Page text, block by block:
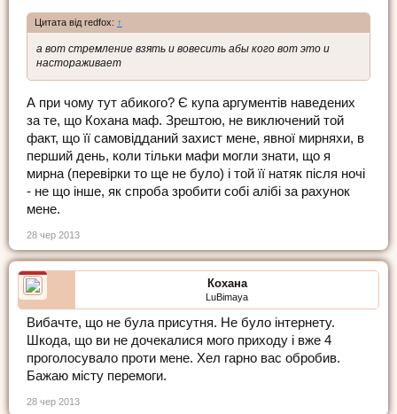
Цитата від redfox: ↑
а вот стремление взять и вовесить абы кого вот это и
настораживает
А при чому тут абикого? Є купа аргументів наведених
за те, що Кохана маф. Зрештою, не виключений той
факт, що її самовідданий захист мене, явної мирняхи, в
перший день, коли тільки мафи могли знати, що я
мирна (перевірки то ще не було) і той її натяк після ночі
- не що інше, як спроба зробити собі алібі за рахунок
мене.
28 чер 2013
Кохана
LuBimaya
Вибачте, що не була присутня. Не було інтернету.
Шкода, що ви не дочекалися мого приходу і вже 4
проголосувало проти мене. Хел гарно вас обробив.
Бажаю місту перемоги.
28 чер 2013